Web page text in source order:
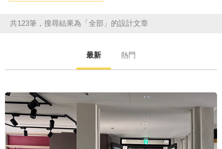
共123筆，搜尋結果為「全部」的設計文章
最新 熱門